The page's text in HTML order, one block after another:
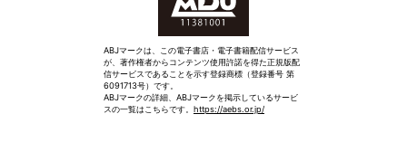
ABJマークは、この電子書店・電子書籍配信サービス
が、著作権者からコンテンツ使用許諾を得た正規版配
信サービスであることを示す登録商標（登録番号 第
6091713号）です。
ABJマークの詳細、ABJマークを掲示しているサービ
スの一覧はこちらです。 https://aebs.or.jp/